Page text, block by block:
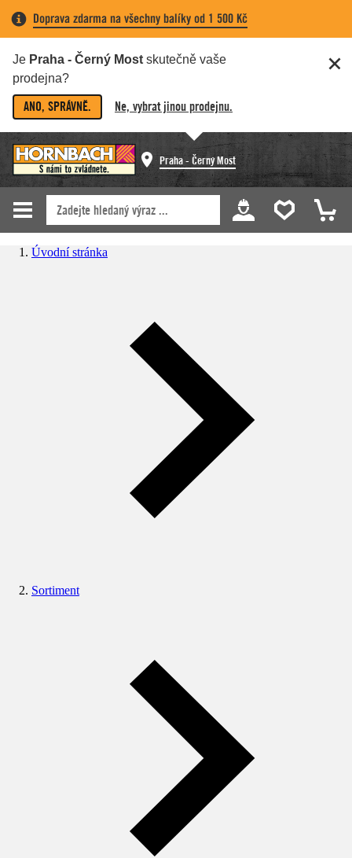
Doprava zdarma na všechny balíky od 1 500 Kč
Je Praha - Černý Most skutečně vaše
prodejna?
ANO, SPRÁVNĚ. Ne, vybrat jinou prodejnu.
Praha - Černý Most
Úvodní stránka
Sortiment